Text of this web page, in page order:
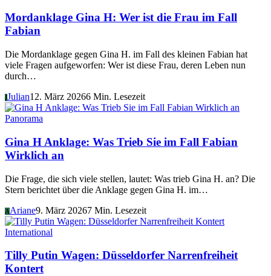
Mordanklage Gina H: Wer ist die Frau im Fall
Fabian
Die Mordanklage gegen Gina H. im Fall des kleinen Fabian hat
viele Fragen aufgeworfen: Wer ist diese Frau, deren Leben nun
durch…
JJulian12. März 20266 Min. Lesezeit
Panorama
Gina H Anklage: Was Trieb Sie im Fall Fabian
Wirklich an
Die Frage, die sich viele stellen, lautet: Was trieb Gina H. an? Die
Stern berichtet über die Anklage gegen Gina H. im…
AAriane9. März 20267 Min. Lesezeit
International
Tilly Putin Wagen: Düsseldorfer Narrenfreiheit
Kontert